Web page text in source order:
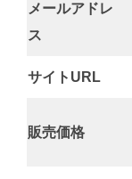
メールアドレ
ス
サイトURL
販売価格